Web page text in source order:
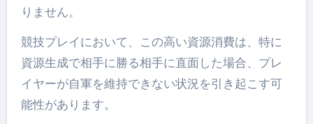
りません。
競技プレイにおいて、この高い資源消費は、特に
資源生成で相手に勝る相手に直面した場合、プレ
イヤーが自軍を維持できない状況を引き起こす可
能性があります。